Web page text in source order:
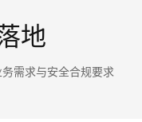
地
需求与安全合规要求